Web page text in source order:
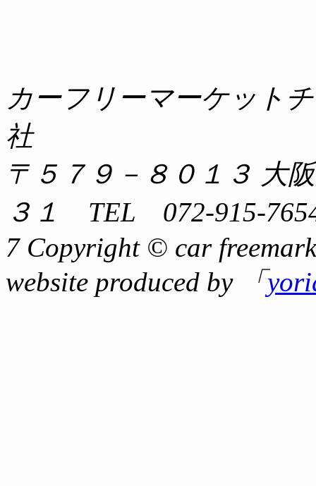
カーフリーマーケット
社
〒５７９－８０１３ 大
３１ TEL 072-915-
7 Copyright © car
website produced by 「